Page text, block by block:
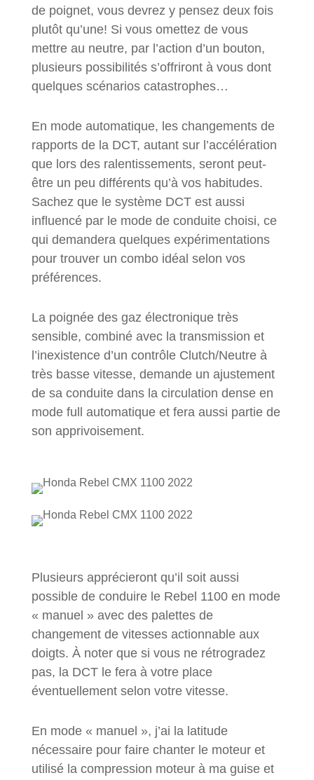
de poignet, vous devrez y pensez deux fois
plutôt qu’une! Si vous omettez de vous
mettre au neutre, par l’action d’un bouton,
plusieurs possibilités s’offriront à vous dont
quelques scénarios catastrophes…
En mode automatique, les changements de
rapports de la DCT, autant sur l’accélération
que lors des ralentissements, seront peut-
être un peu différents qu’à vos habitudes.
Sachez que le système DCT est aussi
influencé par le mode de conduite choisi, ce
qui demandera quelques expérimentations
pour trouver un combo idéal selon vos
préférences.
La poignée des gaz électronique très
sensible, combiné avec la transmission et
l’inexistence d’un contrôle Clutch/Neutre à
très basse vitesse, demande un ajustement
de sa conduite dans la circulation dense en
mode full automatique et fera aussi partie de
son apprivoisement.
Plusieurs apprécieront qu’il soit aussi
possible de conduire le Rebel 1100 en mode
« manuel » avec des palettes de
changement de vitesses actionnable aux
doigts. À noter que si vous ne rétrogradez
pas, la DCT le fera à votre place
éventuellement selon votre vitesse.
En mode « manuel », j’ai la latitude
nécessaire pour faire chanter le moteur et
utilisé la compression moteur à ma guise et